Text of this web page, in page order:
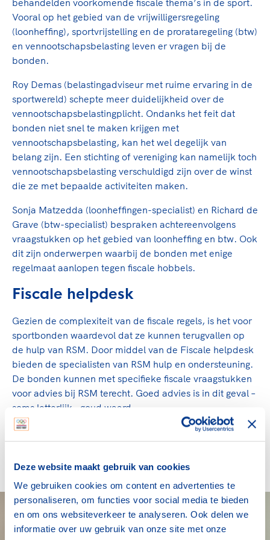
Deze website maakt gebruik van cookies
We gebruiken cookies om content en advertenties te
personaliseren, om functies voor social media te bieden
en om ons websiteverkeer te analyseren. Ook delen we
informatie over uw gebruik van onze site met onze
Vooral op het gebied van de vrijwilligersregeling
(loonheffing), sportvrijstelling en de prorataregeling (btw)
en vennootschapsbelasting leven er vragen bij de
bonden.
Roy Demas (belastingadviseur met ruime ervaring in de
sportwereld) schepte meer duidelijkheid over de
vennootschapsbelastingplicht. Ondanks het feit dat
bonden niet snel te maken krijgen met
vennootschapsbelasting, kan het wel degelijk van
belang zijn. Een stichting of vereniging kan namelijk toch
vennootschapsbelasting verschuldigd zijn over de winst
die ze met bepaalde activiteiten maken.
Sonja Matzedda (loonheffingen-specialist) en Richard de
Grave (btw-specialist) bespraken achtereenvolgens
vraagstukken op het gebied van loonheffing en btw. Ook
dit zijn onderwerpen waarbij de bonden met enige
regelmaat aanlopen tegen fiscale hobbels.
Fiscale helpdesk
Gezien de complexiteit van de fiscale regels, is het voor
sportbonden waardevol dat ze kunnen terugvallen op
de hulp van RSM. Door middel van de Fiscale helpdesk
bieden de specialisten van RSM hulp en ondersteuning.
De bonden kunnen met specifieke fiscale vraagstukken
voor advies bij RSM terecht. Goed advies is in dit geval –
soms letterlijk - goud waard.
De kennissessie werd afgesloten met een lunch en hier
was voor de deelnemers alle gelegenheid om na te